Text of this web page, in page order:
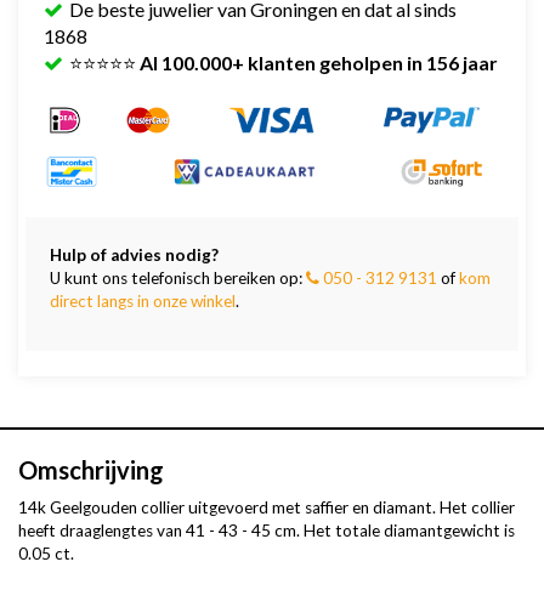
De beste juwelier van Groningen en dat al sinds
1868
⭐⭐⭐⭐⭐ Al 100.000+ klanten geholpen in 156 jaar
Hulp of advies nodig?
U kunt ons telefonisch bereiken op:
050 - 312 9131 ofkom
direct langs in onze winkel.
Omschrijving
14k Geelgouden collier uitgevoerd met saffier en diamant. Het collier
heeft draaglengtes van 41 - 43 - 45 cm. Het totale diamantgewicht is
0.05 ct.